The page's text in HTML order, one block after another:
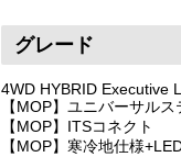
グレード
4WD HYBRID Executive
【MOP】ユニバーサルス
【MOP】ITSコネクト
【MOP】寒冷地仕様